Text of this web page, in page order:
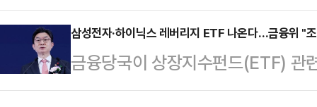
장이 이날부터 공식 업무를 수행…
가 주한미국대사대리의 '한미 무역
하지 않는 문제를 강하게 비판했다
민께 공개할 수 없다는 취지로 답
는 이미 1월…
삼성전자·하이닉스 레버리지 ETF 나온다…금융위 "
금융당국이 상장지수펀드(ETF) 관
주 단일 종목을 기초로 한 레버리